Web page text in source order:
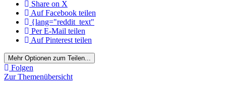
Share on X
Auf Facebook teilen
{lang="reddit_text"
Per E-Mail teilen
Auf Pinterest teilen
Mehr Optionen zum Teilen...
Folgen
Zur Themenübersicht